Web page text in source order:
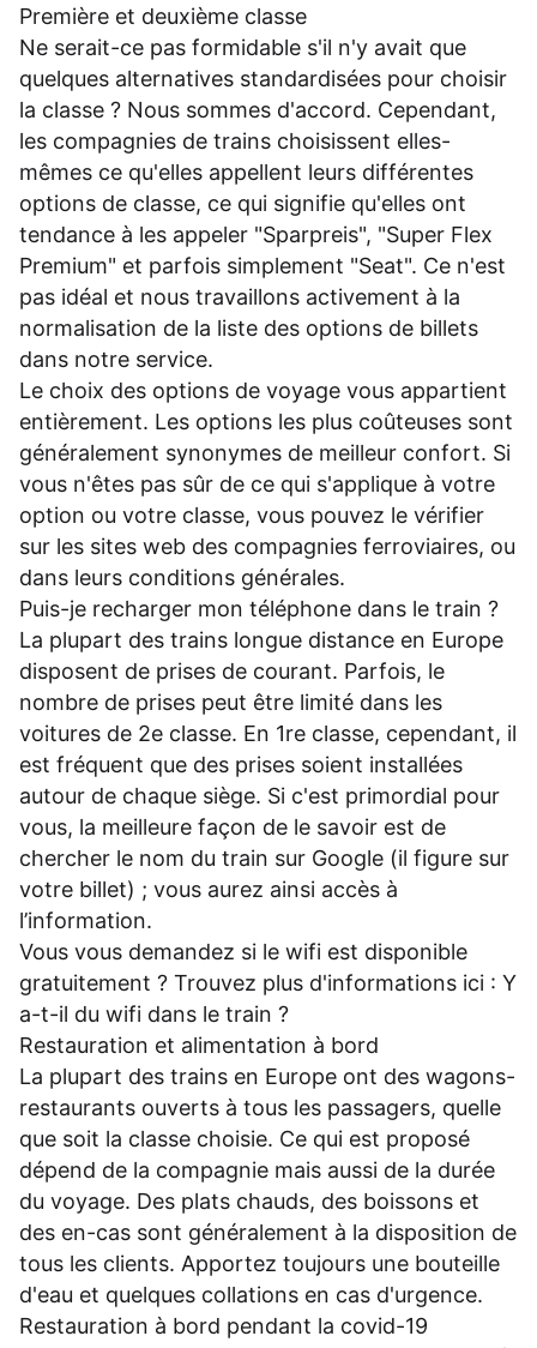
Première et deuxième classe
Ne serait-ce pas formidable s'il n'y avait que
quelques alternatives standardisées pour choisir
la classe ? Nous sommes d'accord. Cependant,
les compagnies de trains choisissent elles-
mêmes ce qu'elles appellent leurs différentes
options de classe, ce qui signifie qu'elles ont
tendance à les appeler "Sparpreis", "Super Flex
Premium" et parfois simplement "Seat". Ce n'est
pas idéal et nous travaillons activement à la
normalisation de la liste des options de billets
dans notre service.
Le choix des options de voyage vous appartient
entièrement. Les options les plus coûteuses sont
généralement synonymes de meilleur confort. Si
vous n'êtes pas sûr de ce qui s'applique à votre
option ou votre classe, vous pouvez le vérifier
sur les sites web des compagnies ferroviaires, ou
dans leurs conditions générales.
Puis-je recharger mon téléphone dans le train ?
La plupart des trains longue distance en Europe
disposent de prises de courant. Parfois, le
nombre de prises peut être limité dans les
voitures de 2e classe. En 1re classe, cependant, il
est fréquent que des prises soient installées
autour de chaque siège. Si c'est primordial pour
vous, la meilleure façon de le savoir est de
chercher le nom du train sur Google (il figure sur
votre billet) ; vous aurez ainsi accès à
l’information.
Vous vous demandez si le wifi est disponible
gratuitement ? Trouvez plus d'informations ici : Y
a-t-il du wifi dans le train ?
Restauration et alimentation à bord
La plupart des trains en Europe ont des wagons-
restaurants ouverts à tous les passagers, quelle
que soit la classe choisie. Ce qui est proposé
dépend de la compagnie mais aussi de la durée
du voyage. Des plats chauds, des boissons et
des en-cas sont généralement à la disposition de
tous les clients. Apportez toujours une bouteille
d'eau et quelques collations en cas d'urgence.
Restauration à bord pendant la covid-19